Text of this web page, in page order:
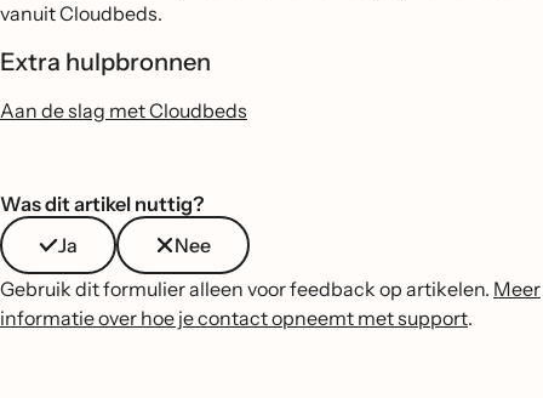
vanuit Cloudbeds.
Extra hulpbronnen
Aan de slag met Cloudbeds
Was dit artikel nuttig?
Ja
Nee
Gebruik dit formulier alleen voor feedback op artikelen. Meer
informatie over hoe je contact opneemt met support.